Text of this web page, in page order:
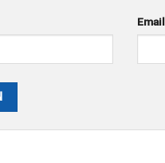
Email